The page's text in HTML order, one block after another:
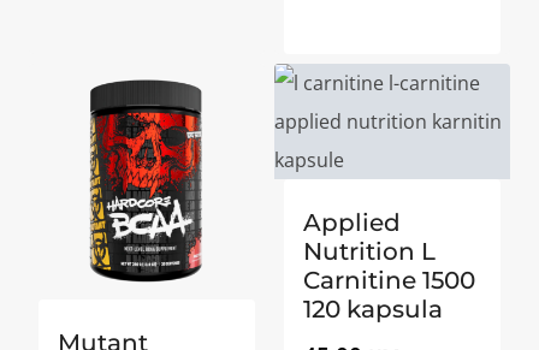
Mutant
Applied
Nutrition L
Carnitine 1500
120 kapsula